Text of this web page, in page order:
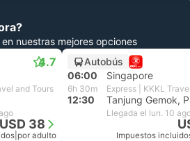
nuestras mejores opciones
4.7
and Tours
USD 38
por adulto
Autobús
06:00
Singapore
6h 30m Express | KKKL
12:30 Tanjung Gemok,
Llegada el lun. 10
Impuestos